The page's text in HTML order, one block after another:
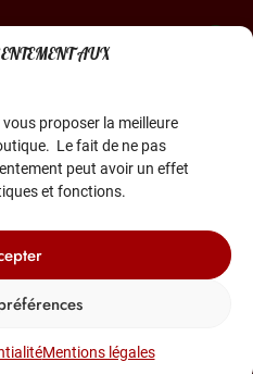
AUX
proposer la meilleure
Le fait de ne pas
peut avoir un effet
et fonctions.
Mentions légales
une entreprise française
de la France